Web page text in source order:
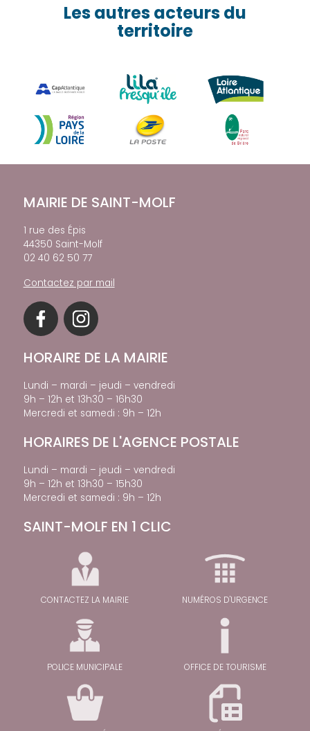
Les autres acteurs du
territoire
MAIRIE DE SAINT-MOLF
1 rue des Épis
44350 Saint-Molf
02 40 62 50 77
Contactez par mail
HORAIRE DE LA MAIRIE
Lundi – mardi – jeudi – vendredi
9h – 12h et 13h30 – 16h30
Mercredi et samedi : 9h – 12h
HORAIRES DE L'AGENCE POSTALE
Lundi – mardi – jeudi – vendredi
9h – 12h et 13h30 – 15h30
Mercredi et samedi : 9h – 12h
SAINT-MOLF EN 1 CLIC
CONTACTEZ LA MAIRIE NUMÉROS D'URGENCE
POLICE MUNICIPALE OFFICE DE TOURISME